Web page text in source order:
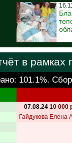
в рамках
101.1%.
07.08.24 10 000
Гайдукова